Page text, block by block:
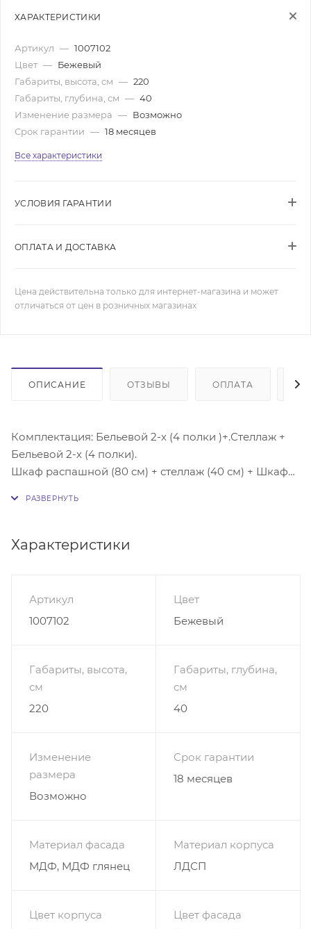
ХАРАКТЕРИСТИКИ
Артикул — 1007102
Цвет — Бежевый
Габариты, высота, см — 220
Габариты, глубина, см — 40
Изменение размера — Возможно
Срок гарантии — 18 месяцев
Все характеристики
УСЛОВИЯ ГАРАНТИИ
ОПЛАТА И ДОСТАВКА
Цена действительна только для интернет-магазина и может
отличаться от цен в розничных магазинах
ОПИСАНИЕ ОТЗЫВЫ ОПЛАТА
Комплектация: Бельевой 2-х (4 полки )+.Стеллаж +
Бельевой 2-х (4 полки).
Шкаф распашной (80 см) + стеллаж (40 см) + Шкаф
Характеристики
Артикул
1007102
Цвет
Бежевый
Габариты, высота,
см
220
Габариты, глубина,
см
40
Изменение
размера
Возможно
Срок гарантии
18 месяцев
Материал фасада
МДФ, МДФ глянец
Материал корпуса
ЛДСП
Цвет корпуса
Цвет фасада